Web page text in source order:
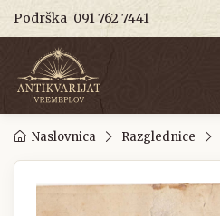
Podrška 091 762 7441
Naslovnica Razglednice